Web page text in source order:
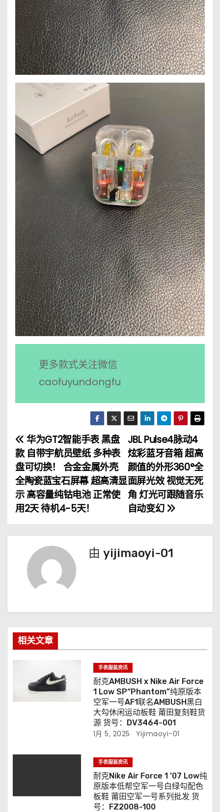
更多款式关注微信
caofuyundongfu
文
章
导
航
JBL Pulse4脉动4
炫彩蓝牙音箱 超高
颜值的外形360°全
面屏光效 视觉无死
角 灯光可跟随音乐
自动变幻
华为GT2智能手表 黑盘
款 自带宇航员壁纸 多种表
盘可切换！ 合金金属外壳
全陶瓷蓝宝石屏幕 超高清显
示 高容量纯钴电池 正常使
用2天 待机4-5天！
由 yijimaoyi-01
相关文章
手表服装资讯
耐克AMBUSH x Nike Air Force
1 Low SP“Phantom”纯原版本
空军一号AF1联名AMBUSH黑白
大勾休闲运动板鞋 莆田复刻鞋货
源 货号：DV3464-001
1月 5, 2025 Yijimaoyi-01
手表服装资讯
耐克Nike Air Force 1 ’07 Low纯
原版本低帮空军一号白绿勾配色
板鞋 莆田空军一号系列批发 货
号：FZ2008-100